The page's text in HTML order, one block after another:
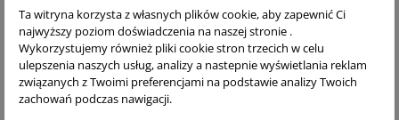
Cena brutto:
9 940,00 zł
Cena netto:
8 081,30 zł
Cena brutto:
8 990,00 zł
Cena netto:
7 308,94 zł
Ta witryna korzysta z własnych plików cookie, aby zapewnić Ci
najwyższy poziom doświadczenia na naszej stronie .
Wykorzystujemy również pliki cookie stron trzecich w celu
ulepszenia naszych usług, analizy a nastepnie wyświetlania reklam
związanych z Twoimi preferencjami na podstawie analizy Twoich
zachowań podczas nawigacji.